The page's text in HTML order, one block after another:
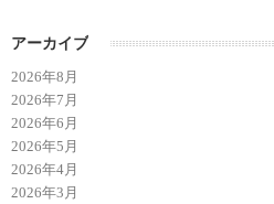
アーカイブ
2026年8月
2026年7月
2026年6月
2026年5月
2026年4月
2026年3月